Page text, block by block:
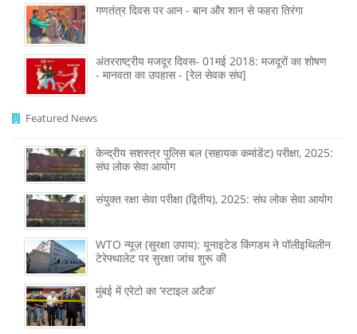
गणतंत्र दिवस पर आन - बान और शान से फहरा तिरंगा
अंतरराष्ट्रीय मजदूर दिवस- 01मई 2018: मजदूरों का शोषण
- मानवता का उपहास - [रेल सेवक संघ]
Featured News
केन्द्रीय सशस्‍त्र पुलिस बल (सहायक कमांडेंट) परीक्षा, 2025:
संघ लोक सेवा आयोग
संयुक्त रक्षा सेवा परीक्षा (द्वितीय), 2025: संघ लोक सेवा आयोग
WTO न्यूज़ (सुरक्षा उपाय): यूनाइटेड किंगडम ने पॉलीइथिलीन
टेरेफ्थालेट पर सुरक्षा जांच शुरू की
मुंबई में एरेटो का ‘स्टाइल अटैक’